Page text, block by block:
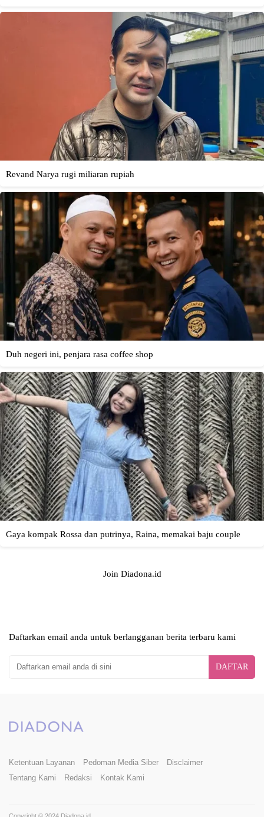
Join Diadona.id
Daftarkan email anda untuk berlangganan berita terbaru kami
DAFTAR
Ketentuan Layanan Pedoman Media Siber
Disclaimer
Tentang Kami
Redaksi Kontak Kami